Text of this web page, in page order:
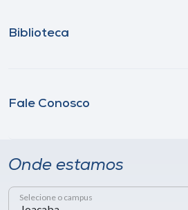
Biblioteca
Fale Conosco
Onde estamos
Selecione o campus